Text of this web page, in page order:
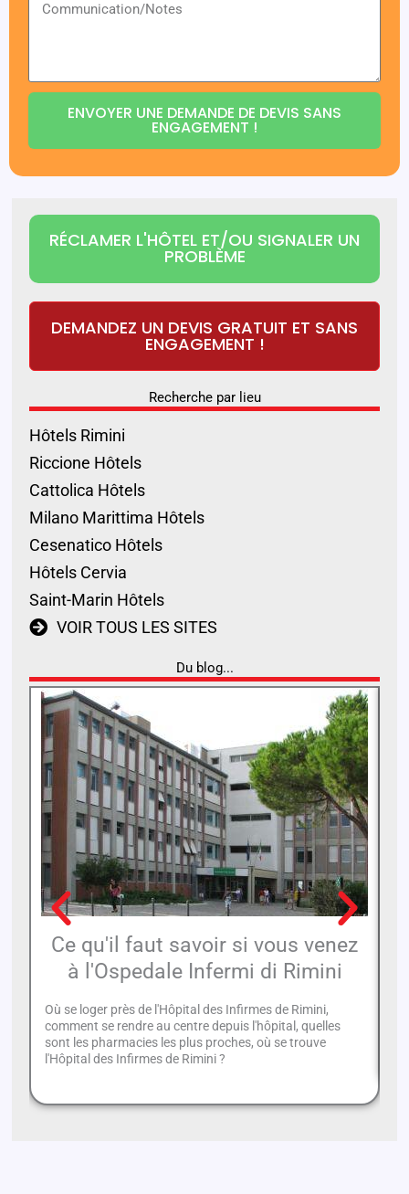
ENVOYER UNE DEMANDE DE DEVIS SANS
ENGAGEMENT !
RÉCLAMER L'HÔTEL ET/OU SIGNALER UN
PROBLÈME
DEMANDEZ UN DEVIS GRATUIT ET SANS
ENGAGEMENT !
Recherche par lieu
Hôtels Rimini
Riccione Hôtels
Cattolica Hôtels
Milano Marittima Hôtels
Cesenatico Hôtels
Hôtels Cervia
Saint-Marin Hôtels
VOIR TOUS LES SITES
Du blog...
Ce qu'il faut savoir si vous venez
à l'Ospedale Infermi di Rimini
Où se loger près de l'Hôpital des Infirmes de Rimini,
comment se rendre au centre depuis l'hôpital, quelles
sont les pharmacies les plus proches, où se trouve
l'Hôpital des Infirmes de Rimini ?